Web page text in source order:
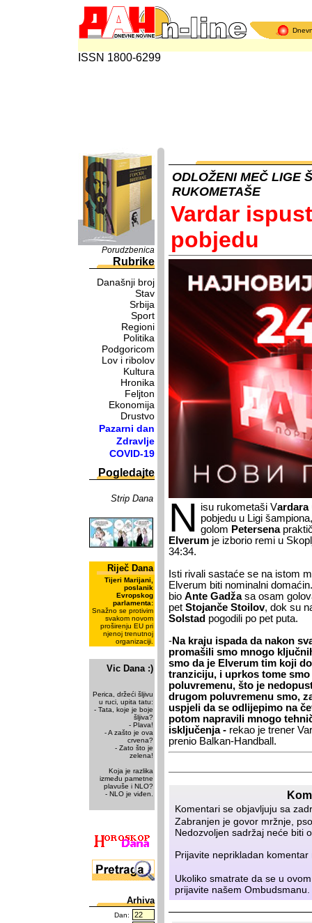
ISSN 1800-6299
Porudzbenica
Rubrike
Današnji broj
Stav
Srbija
Sport
Regioni
Politika
Podgoricom
Lov i ribolov
Kultura
Hronika
Feljton
Ekonomija
Drustvo
Pazarni dan
Zdravlje
COVID-19
Pogledajte
Strip Dana
Riječ Dana
Tijeri Marijani,
poslanik
Evropskog
parlamenta:
Snažno se protivim
svakom novom
proširenju EU pri
njenoj trenutnoj
organizaciji.
Vic Dana :)
Perica, držeći šljivu
u ruci, upita tatu:
- Tata, koje je boje
šljiva?
- Plava!
- A zašto je ova
crvena?
- Zato što je
zelena!
Koja je razlika
između pametne
plavuše i NLO?
- NLO je viđen.
Arhiva
Dan:
ODLOŽENI MEČ LIGE
RUKOMETAŠE
Vardar
pobjedu
N isu rukometaši Vardara
pobjedu u Ligi
golom Petersena
Elverum je izborio remi u
34:34.
Isti rivali sastaće se na istom
Elverum biti nominalni
bio Ante Gadžasa osam
pet Stojanče Stoilov, dok su
Solstad pogodili po pet puta.
-Na kraju ispada da nakon
promašili smo mnogo
smo da je Elverum tim koji
tranziciju, i uprkos tome
poluvremenu, što je
drugom poluvremenu smo,
uspjeli da se odlijepimo na
potom napravili mnogo
isključenja - rekao je trener
prenio Balkan-Handball.
Komentari se objavljuju sa
Zabranjen je govor mržnje,
Nedozvoljen sadržaj neće biti
Prijavite neprikladan
Ukoliko smatrate da se u
prijavite našemOmbudsmanu